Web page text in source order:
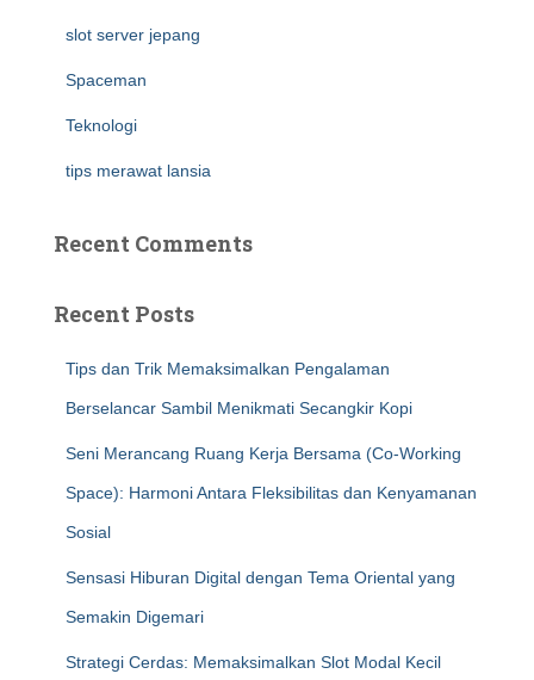
slot server jepang
Spaceman
Teknologi
tips merawat lansia
Recent Comments
Recent Posts
Tips dan Trik Memaksimalkan Pengalaman
Berselancar Sambil Menikmati Secangkir Kopi
Seni Merancang Ruang Kerja Bersama (Co-Working
Space): Harmoni Antara Fleksibilitas dan Kenyamanan
Sosial
Sensasi Hiburan Digital dengan Tema Oriental yang
Semakin Digemari
Strategi Cerdas: Memaksimalkan Slot Modal Kecil